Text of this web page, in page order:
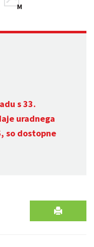
s 33.
uradnega
so dostopne